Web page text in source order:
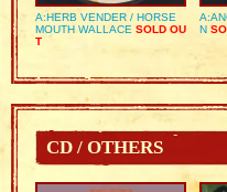
A:HERB VENDER / HORSE
MOUTH WALLACE SOLD OU
T
N
CD / OTHERS